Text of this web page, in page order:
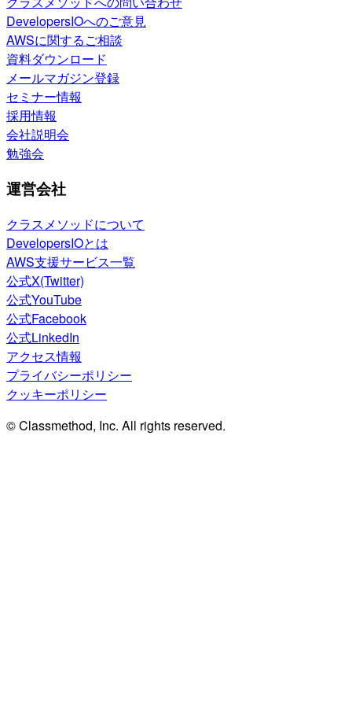
DevelopersIOへのご意見
AWSに関するご相談
資料ダウンロード
メールマガジン登録
セミナー情報
採用情報
会社説明会
勉強会
運営会社
クラスメソッドについて
DevelopersIOとは
AWS支援サービス一覧
公式X(Twitter)
公式YouTube
公式Facebook
公式LinkedIn
アクセス情報
プライバシーポリシー
クッキーポリシー
© Classmethod, Inc. All rights reserved.